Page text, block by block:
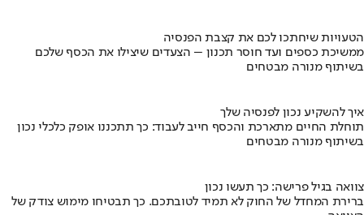
הטעויות שיחתכו לכם את קצבת הפנסיה
ממשיכת כספים ועד חוסר תכנון – הצעדים שיצילו את הכסף שלכם
בשיתוף מנורה מבטחים
איך להשקיע נכון לפנסיה שלך
תוחלת החיים מתארכת והכסף חייב לעבוד: כך תתכננו אופק כלכלי נכון
בשיתוף מנורה מבטחים
צוואה בגיל פרישה: כך תעשו נכון
ברירת המחדל של החוק לא תמיד לטובתכם. כך תבטיחו מימוש צודק של